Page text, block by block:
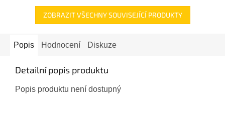
ZOBRAZIT VŠECHNY SOUVISEJÍCÍ PRODUKTY
Popis Hodnocení Diskuze
Detailní popis produktu
Popis produktu není dostupný